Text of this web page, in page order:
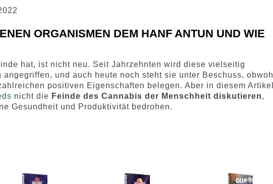
ORGANISMEN DEM HANF ANTUN UND WIE
hat, ist nicht neu. Seit Jahrzehnten wird diese vielseitig
und auch heute noch steht sie unter Beschuss, obwohl
positiven Eigenschaften belegen. Aber in diesem Artikel
nicht die Feinde des Cannabis der Menschheit diskutieren,
Gesundheit und Produktivität bedrohen.